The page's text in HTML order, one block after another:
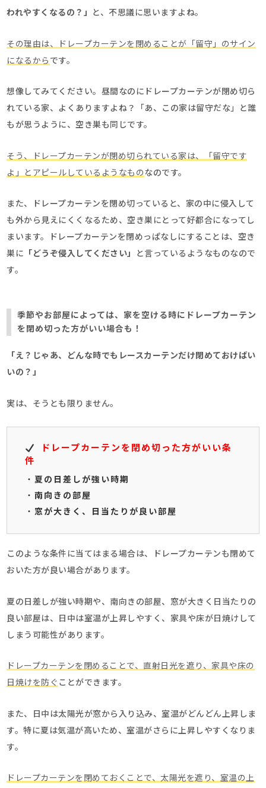
われやすくなるの？」
と、不思議に思いますよね。
その理由は、ドレープカーテンを閉めることが「留守」のサイン
になるから です。
想像してみてください。昼間なのにドレープカーテンが閉め切ら
れている家、よくありますよね？「あ、この家は留守だな」と誰
もが思うように、空き巣も同じです。
そう、ドレープカーテンが閉め切られている家は、「留守です
よ」とアピールしているようなもの なのです。
また、ドレープカーテンを閉め切っていると、家の中に侵入して
も外から見えにくくなるため、空き巣にとって好都合になってし
まいます。ドレープカーテンを閉めっぱなしにすることは、空き
巣に 「どうぞ侵入してください」
と言っているようなものなので
す。
季節やお部屋によっては、家を空ける時にドレープカーテン
を閉め切った方がいい場合も！
「え？じゃあ、どんな時でもレースカーテンだけ閉めておけばい
いの？」
実は、そうとも限りません。
ドレープカーテンを閉め切った方がいい条
件
・夏の日差しが強い時期
・ 南向きの部屋
・窓が大きく、日当たりが良い部屋
このような条件に当てはまる場合は、ドレープカーテンも閉めて
おいた方が良い場合があります。
夏の日差しが強い時期や、南向きの部屋、窓が大きく日当たりの
良い部屋は、日中は室温が上昇しやすく、家具や床が日焼けして
しまう可能性があります。
ドレープカーテンを閉めることで、直射日光を遮り、家具や床の
日焼けを防ぐ ことができます。
また、日中は太陽光が窓から入り込み、室温がどんどん上昇しま
す。特に夏は気温が高いため、室温がさらに上昇しやすくなりま
す。
ドレープカーテンを閉めておくことで、太陽光を遮り、室温の上